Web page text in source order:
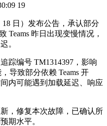
19
日）发布公告，承认部分
Teams 昨日出现变慢情况，
。
踪编号 TM1314397，影响
导致部分依赖 Teams 开
内可能遇到加载延迟、响应
，修复本次故障，已确认所
期水平。